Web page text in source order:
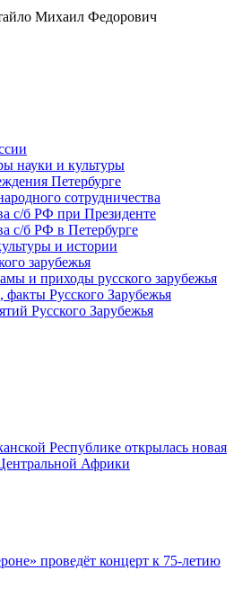
Михаил Федорович
науки и культуры
Петербурге
сотрудничества
с/б РФ при Президенте
с/б РФ в Петербурге
и истории
зарубежья
и приходы русского зарубежья
Русского Зарубежья
Русского Зарубежья
Республике открылась новая
Африки
проведёт концерт к 75-летию